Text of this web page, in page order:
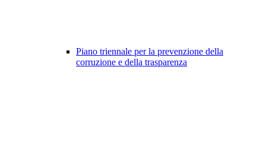
Piano triennale per la prevenzione della
corruzione e della trasparenza